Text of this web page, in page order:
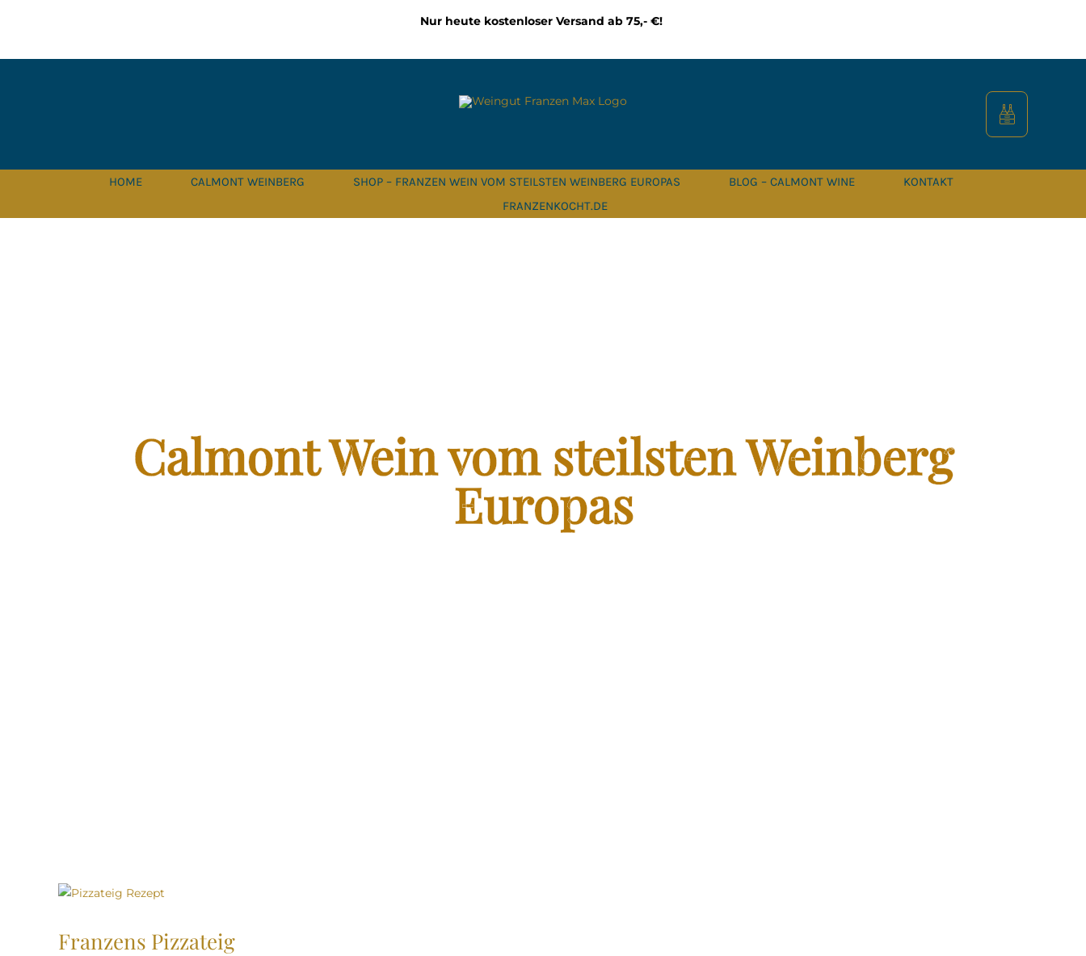
Nur heute kostenloser Versand ab 75,- €!
HOME CALMONT WEINBERG SHOP – FRANZEN WEIN VOM STEILSTEN WEINBERG EUROPAS BLOG – CALMONT WINE
KONTAKT
FRANZENKOCHT.DE
Calmont Wein vom steilsten Weinberg
Europas
Franzens Pizzateig